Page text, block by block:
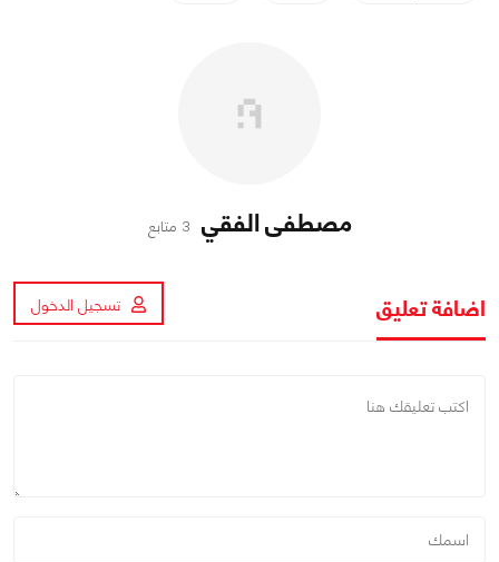
مصطفى الفقي 3 متابع
اضافة تعليق تسجيل الدخول